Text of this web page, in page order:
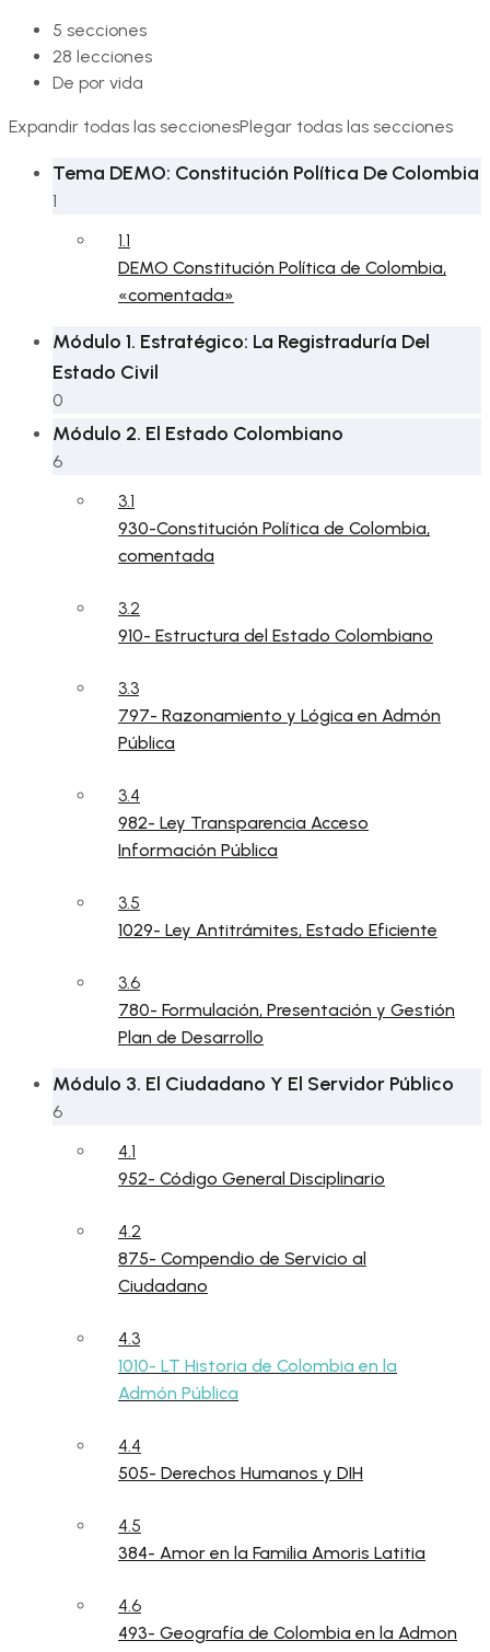
5 secciones
28 lecciones
De por vida
Expandir todas las seccionesPlegar todas las secciones
Tema DEMO: Constitución Política De Colombia
1
1.1
DEMO Constitución Política de Colombia,
«comentada»
Módulo 1. Estratégico: La Registraduría Del
Estado Civil
0
Módulo 2. El Estado Colombiano
6
3.1
930-Constitución Política de Colombia,
comentada
3.2
910- Estructura del Estado Colombiano
3.3
797- Razonamiento y Lógica en Admón
Pública
3.4
982- Ley Transparencia Acceso
Información Pública
3.5
1029- Ley Antitrámites, Estado Eficiente
3.6
780- Formulación, Presentación y Gestión
Plan de Desarrollo
Módulo 3. El Ciudadano Y El Servidor Público
6
4.1
952- Código General Disciplinario
4.2
875- Compendio de Servicio al
Ciudadano
4.3
1010- LT Historia de Colombia en la
Admón Pública
4.4
505- Derechos Humanos y DIH
4.5
384- Amor en la Familia Amoris Latitia
4.6
493- Geografía de Colombia en la Admon